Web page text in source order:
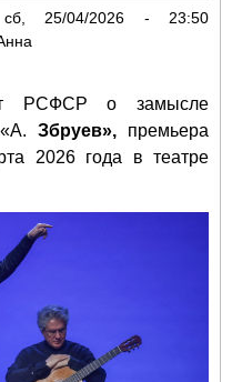
сб, 25/04/2026 - 23:50
РСФСР о замысле
Збруев», премьера
2026 года в театре